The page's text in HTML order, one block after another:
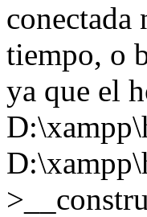
conectada
tiempo, o
ya que el